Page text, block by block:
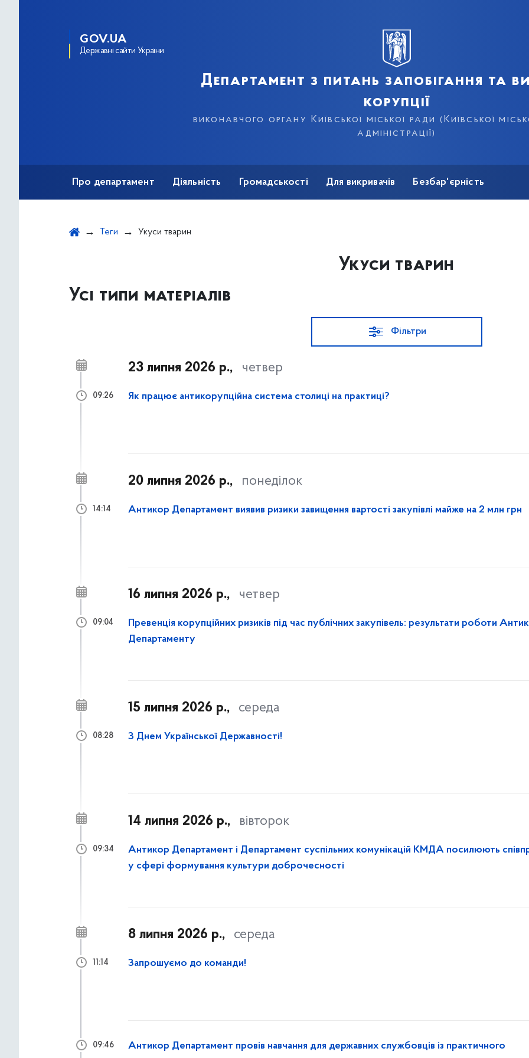
GOV.UA
Державні сайти України
Департамент з питань запобігання та
корупції
виконавчого органу Київської міської ради (Київської
адміністрації)
Про департамент Діяльність Громадськості Для викривачів Безбар'єрність
Теги Укуси тварин
Укуси тварин
Усі типи матеріалів
Фільтри
23 липня 2026 р., четвер
Як працює антикорупційна система столиці на практиці?
09:26
20 липня 2026 р., понеділок
Антикор Департамент виявив ризики завищення вартості закупівлі майже на 2 млн грн
14:14
16 липня 2026 р., четвер
Превенція корупційних ризиків під час публічних закупівель: результати роботи
Департаменту
09:04
15 липня 2026 р., середа
З Днем Української Державності!
08:28
14 липня 2026 р., вівторок
Антикор Департамент і Департамент суспільних комунікацій КМДА посилюють
у сфері формування культури доброчесності
09:34
8 липня 2026 р., середа
Запрошуємо до команди!
11:14
Антикор Департамент провів навчання для державних службовців із практичного
09:46